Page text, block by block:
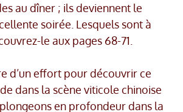
au dîner ; ils deviennent le
soirée. Lesquels sont à
le aux pages 68-71.
d’un effort pour découvrir ce
dans la scène viticole chinoise
en profondeur dans la